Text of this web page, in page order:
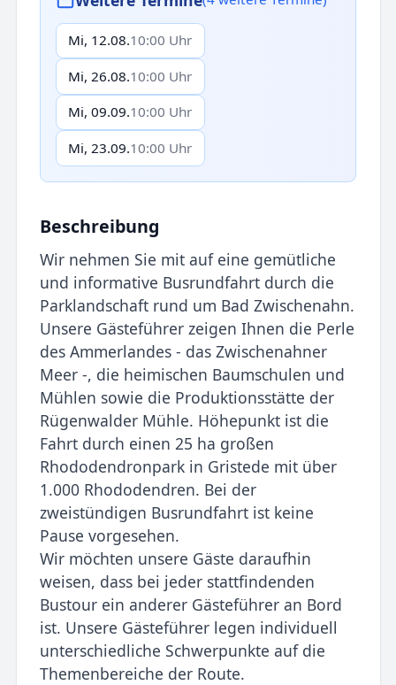
Mi, 12.08.10:00 Uhr
Mi, 26.08.10:00 Uhr
Mi, 09.09.10:00 Uhr
Mi, 23.09.10:00 Uhr
Beschreibung
Wir nehmen Sie mit auf eine gemütliche
und informative Busrundfahrt durch die
Parklandschaft rund um Bad Zwischenahn.
Unsere Gästeführer zeigen Ihnen die Perle
des Ammerlandes - das Zwischenahner
Meer -, die heimischen Baumschulen und
Mühlen sowie die Produktionsstätte der
Rügenwalder Mühle. Höhepunkt ist die
Fahrt durch einen 25 ha großen
Rhododendronpark in Gristede mit über
1.000 Rhododendren. Bei der
zweistündigen Busrundfahrt ist keine
Pause vorgesehen.
Wir möchten unsere Gäste daraufhin
weisen, dass bei jeder stattfindenden
Bustour ein anderer Gästeführer an Bord
ist. Unsere Gästeführer legen individuell
unterschiedliche Schwerpunkte auf die
Themenbereiche der Route.